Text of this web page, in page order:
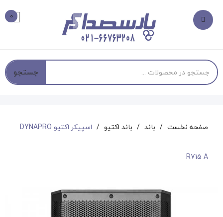
0
جستجو
صفحه نخست باند باند اکتیو اسپیکر اکتیو DYNAPRO
R715 A